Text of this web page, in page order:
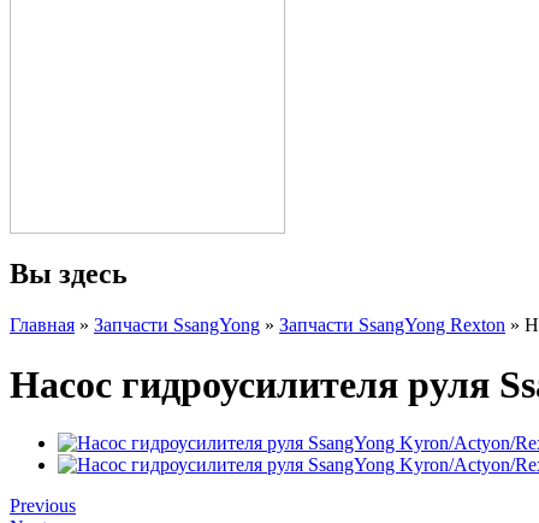
Вы здесь
Главная » Запчасти SsangYong » Запчасти SsangYong Rexton »
Насос гидроусилителя руля
Previous